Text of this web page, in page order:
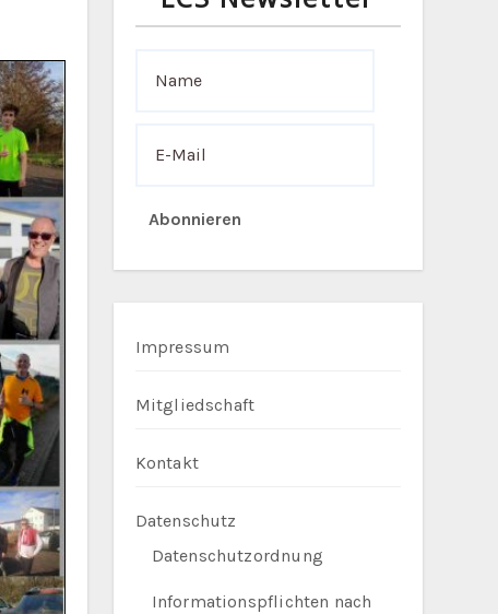
Abonnieren
Impressum
Mitgliedschaft
Kontakt
Datenschutz
Datenschutzordnung
Informationspflichten nach